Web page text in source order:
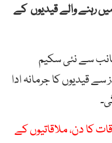
رہنے والے قیدیوں کے
سے نئی سکیم
قیدیوں کا جرمانہ ادا
کا دن، ملاقاتیوں کے